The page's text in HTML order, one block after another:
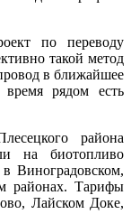
по переводу
такой метод
в ближайшее
рядом есть
района
на биотопливо
Виноградовском,
районах. Тарифы
Лайском Доке,